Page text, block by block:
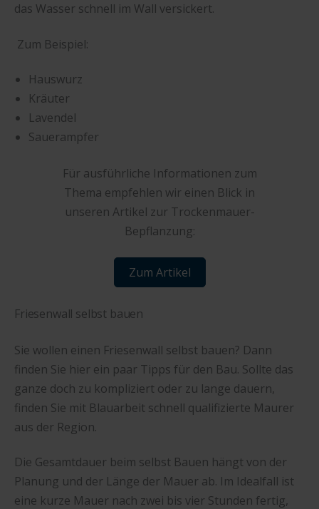
das Wasser schnell im Wall versickert.
Zum Beispiel:
Hauswurz
Kräuter
Lavendel
Sauerampfer
Für ausführliche Informationen zum
Thema empfehlen wir einen Blick in
unseren Artikel zur Trockenmauer-
Bepflanzung:
Zum Artikel
Friesenwall selbst bauen
Sie wollen einen Friesenwall selbst bauen? Dann
finden Sie hier ein paar Tipps für den Bau. Sollte das
ganze doch zu kompliziert oder zu lange dauern,
finden Sie mit Blauarbeit schnell qualifizierte Maurer
aus der Region.
Die Gesamtdauer beim selbst Bauen hängt von der
Planung und der Länge der Mauer ab. Im Idealfall ist
eine kurze Mauer nach zwei bis vier Stunden fertig,